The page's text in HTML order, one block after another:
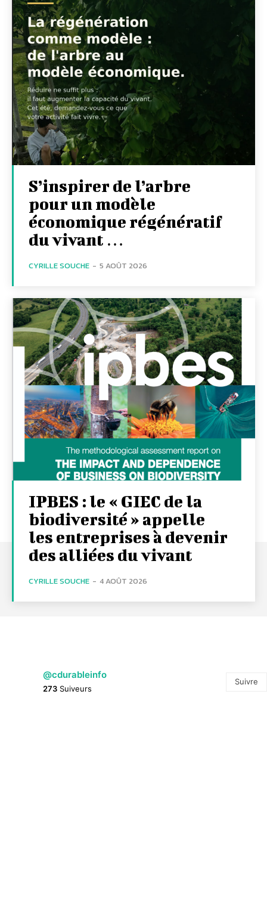
S’inspirer de l’arbre
pour un modèle
économique régénératif
du vivant …
CYRILLE SOUCHE - 5 AOÛT 2026
IPBES : le « GIEC de la
biodiversité » appelle
les entreprises à devenir
des alliées du vivant
CYRILLE SOUCHE - 4 AOÛT 2026
@cdurableinfo
273 Suiveurs
Suivre